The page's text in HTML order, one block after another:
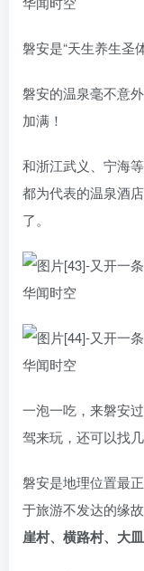
磐安是“天生养生圣
磐安的温泉毫不意
加满！
和浙江武义、宁海
都为代表的温泉酒
了。
一泡一吃，来磐安
驾来玩，还可以找几
磐安是地理位置最
于旅游不发达的缘
崖村、横路村、大